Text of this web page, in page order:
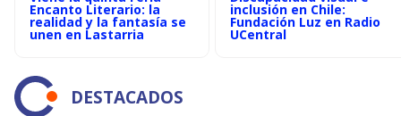
Encanto Literario: la
realidad y la fantasía se
unen en Lastarria
inclusión en Chile:
Fundación Luz en Radio
UCentral
DESTACADOS